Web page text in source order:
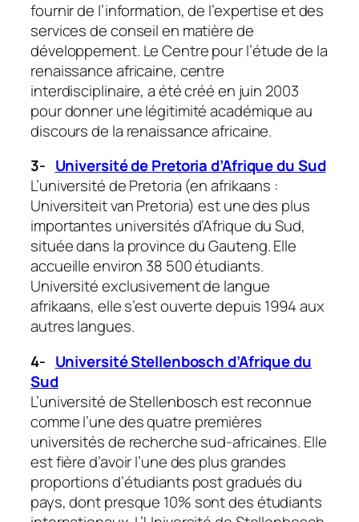
fournir de l’information, de l’expertise et des
services de conseil en matière de
développement. Le Centre pour l’étude de la
renaissance africaine, centre
interdisciplinaire, a été créé en juin 2003
pour donner une légitimité académique au
discours de la renaissance africaine.
3- Université de Pretoria d’Afrique du Sud
L’université de Pretoria (en afrikaans :
Universiteit van Pretoria) est une des plus
importantes universités d’Afrique du Sud,
située dans la province du Gauteng. Elle
accueille environ 38 500 étudiants.
Université exclusivement de langue
afrikaans, elle s’est ouverte depuis 1994 aux
autres langues.
4- Université Stellenbosch d’Afrique du
Sud
L’université de Stellenbosch est reconnue
comme l’une des quatre premières
universités de recherche sud-africaines. Elle
est fière d’avoir l’une des plus grandes
proportions d’étudiants post gradués du
pays, dont presque 10% sont des étudiants